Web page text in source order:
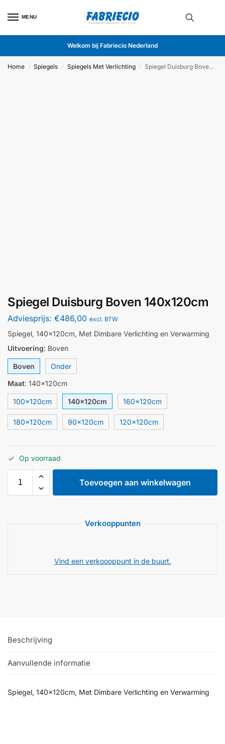
MENU
Welkom bij Fabriecio Nederland
Home / Spiegels / Spiegels Met Verlichting / Spiegel Duisburg Boven 140x120cm
Spiegel Duisburg Boven 140x120cm
Adviesprijs: €486,00 excl. BTW
Spiegel, 140x120cm, Met Dimbare Verlichting en Verwarming
Uitvoering: Boven
Boven
Onder
Maat: 140x120cm
100x120cm 140x120cm 160x120cm
180x120cm 90x120cm 120x120cm
Op voorraad
Toevoegen aan winkelwagen
Verkooppunten
Vind een verkoooppunt in de buurt.
Beschrijving
Aanvullende informatie
Spiegel, 140x120cm, Met Dimbare Verlichting en Verwarming